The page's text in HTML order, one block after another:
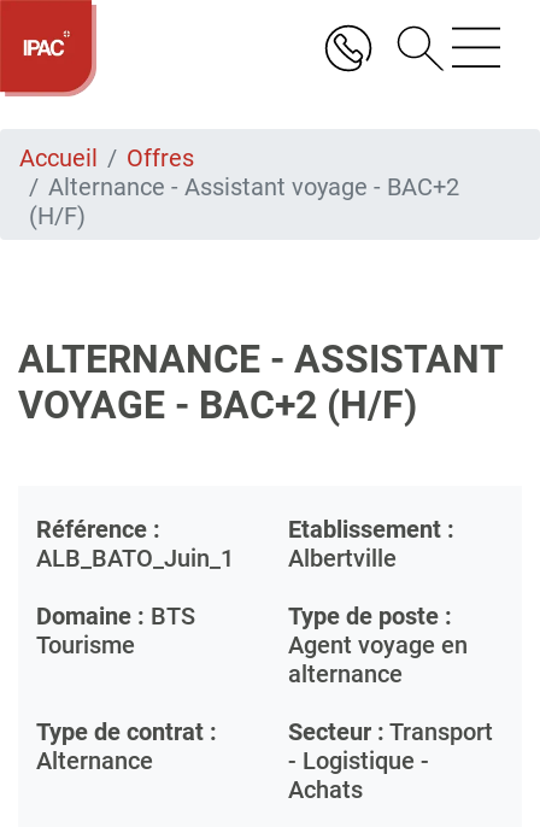
Aller
contenu
Accueil
Offres
Alternance - Assistant voyage - BAC+2
(H/F)
ALTERNANCE - ASSISTANT
VOYAGE - BAC+2 (H/F)
Référence :
ALB_BATO_Juin_1
Etablissement :
Albertville
Domaine : BTS
Tourisme
Type de poste :
Agent voyage en
alternance
Type de contrat :
Alternance
Secteur : Transport
- Logistique -
Achats